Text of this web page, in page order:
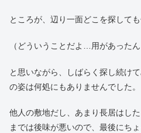
ところが、辺り一面どこを探して
（どういうことだよ…用があった
と思いながら、しばらく探し続け
の姿は何処にもありませんでした。
他人の敷地だし、あまり長居はし
までは後味が悪いので、最後にち